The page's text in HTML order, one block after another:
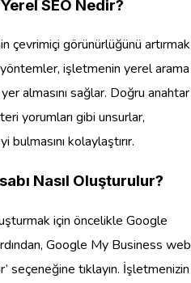
SEO Nedir?
çevrimiçi görünürlüğünü artırmak
işletmenin yerel arama
almasını sağlar. Doğru anahtar
yorumları gibi unsurlar,
kolaylaştırır.
Nasıl Oluşturulur?
için öncelikle Google
Google My Business web
seçeneğine tıklayın. İşletmenizin